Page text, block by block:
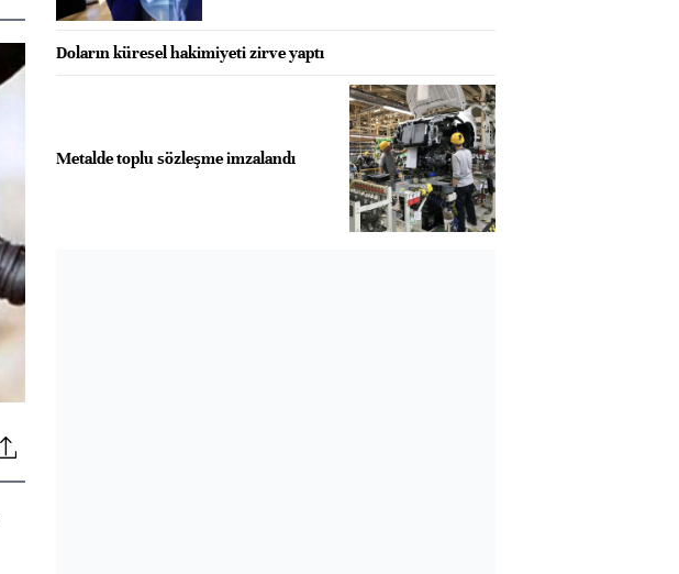
Doların küresel hakimiyeti zirve yaptı
Metalde toplu sözleşme imzalandı